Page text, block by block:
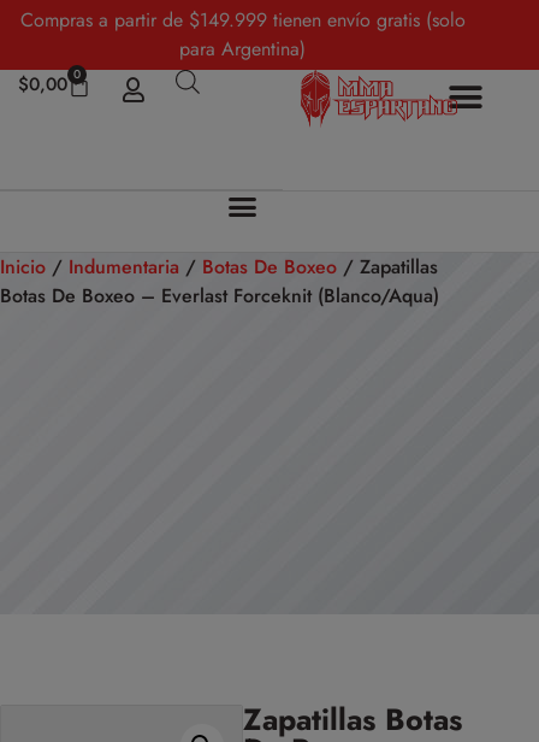
Compras a partir de $149.999 tienen envío gratis (solo
para Argentina)
$0,00 0
Inicio / Indumentaria / Botas De Boxeo / Zapatillas
Botas De Boxeo – Everlast Forceknit (Blanco/Aqua)
Zapatillas Botas